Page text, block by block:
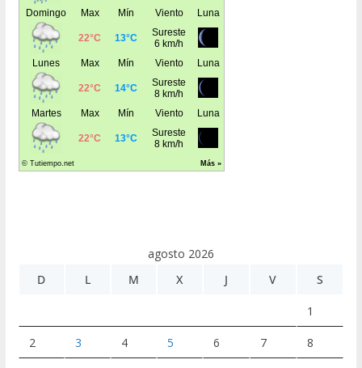
agosto 2026
D
L M X J V S
1
2 3 4 5 6 7 8